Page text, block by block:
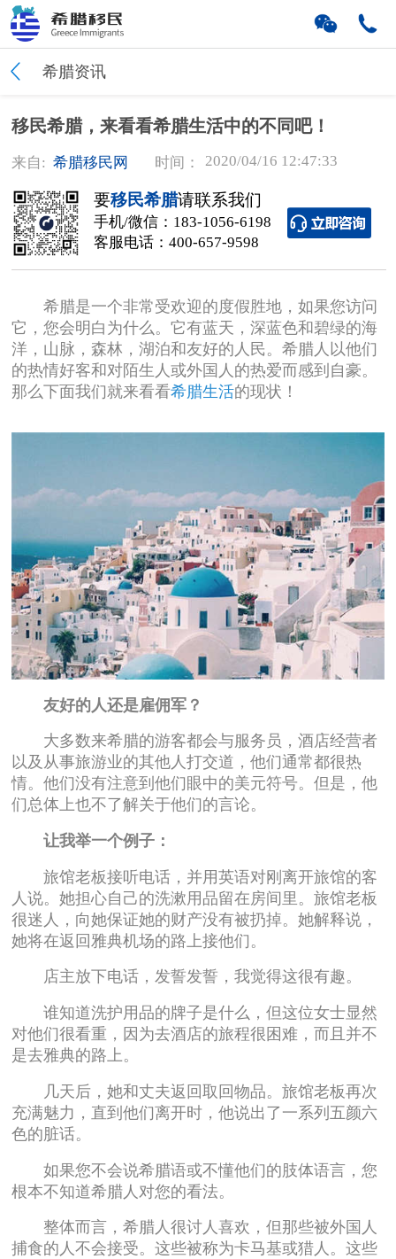
希腊资讯
移民希腊，来看看希腊生活中的不同吧！
来自: 希腊移民网 时间： 2020/04/16 12:47:33
要移民希腊请联系我们
手机/微信： 183-1056-6198
客服电话： 400-657-9598
希腊是一个非常受欢迎的度假胜地，如果您访问
它，您会明白为什么。它有蓝天，深蓝色和碧绿的海
洋，山脉，森林，湖泊和友好的人民。希腊人以他们
的热情好客和对陌生人或外国人的热爱而感到自豪。
那么下面我们就来看看希腊生活的现状！
友好的人还是雇佣军？
大多数来希腊的游客都会与服务员，酒店经营者
以及从事旅游业的其他人打交道，他们通常都很热
情。他们没有注意到他们眼中的美元符号。但是，他
们总体上也不了解关于他们的言论。
让我举一个例子：
旅馆老板接听电话，并用英语对刚离开旅馆的客
人说。她担心自己的洗漱用品留在房间里。旅馆老板
很迷人，向她保证她的财产没有被扔掉。她解释说，
她将在返回雅典机场的路上接他们。
店主放下电话，发誓发誓，我觉得这很有趣。
谁知道洗护用品的牌子是什么，但这位女士显然
对他们很看重，因为去酒店的旅程很困难，而且并不
是去雅典的路上。
几天后，她和丈夫返回取回物品。旅馆老板再次
充满魅力，直到他们离开时，他说出了一系列五颜六
色的脏话。
如果您不会说希腊语或不懂他们的肢体语言，您
根本不知道希腊人对您的看法。
整体而言，希腊人很讨人喜欢，但那些被外国人
捕食的人不会接受。这些被称为卡马基或猎人。这些